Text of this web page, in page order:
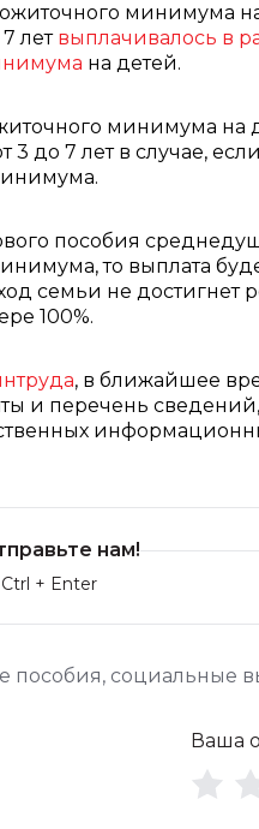
минимума на
лет выплачивалось в
на детей.
минимума на
3 до 7 лет в случае,
пособия
то выплата
семьи не достигнет
100%.
, в ближайшее
и перечень
нам!
+ Enter
пособия, социальные
Ваша